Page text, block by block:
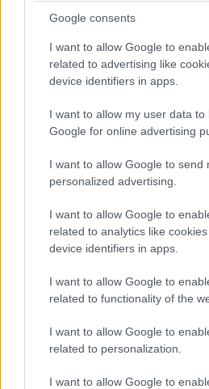
Google consents
I want to allow Google to
related to advertising like
device identifiers in apps.
I want to allow my user data to
Google for online advertising
I want to allow Google to send
personalized advertising.
I want to allow Google to
related to analytics like
device identifiers in apps.
I want to allow Google to
related to functionality of the
I want to allow Google to
related to personalization.
I want to allow Google to
Ρίτσαρντ Γκιρ: Σάλος για
με τη συμπρωταγωνίστριά